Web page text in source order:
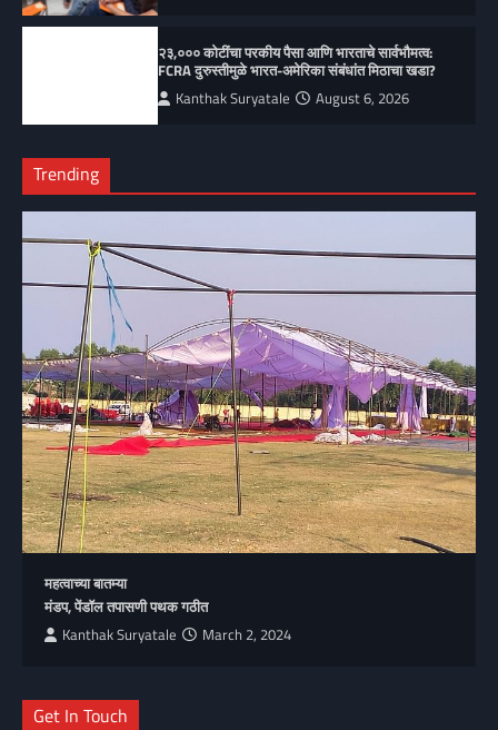
२३,००० कोटींचा परकीय पैसा आणि भारताचे सार्वभौमत्व:
FCRA दुरुस्तीमुळे भारत-अमेरिका संबंधांत मिठाचा खडा?
Kanthak Suryatale August 6, 2026
Trending
महत्वाच्या बातम्या
मंडप, पेंडॉल तपासणी पथक गठीत
Kanthak Suryatale March 2, 2024
Get In Touch